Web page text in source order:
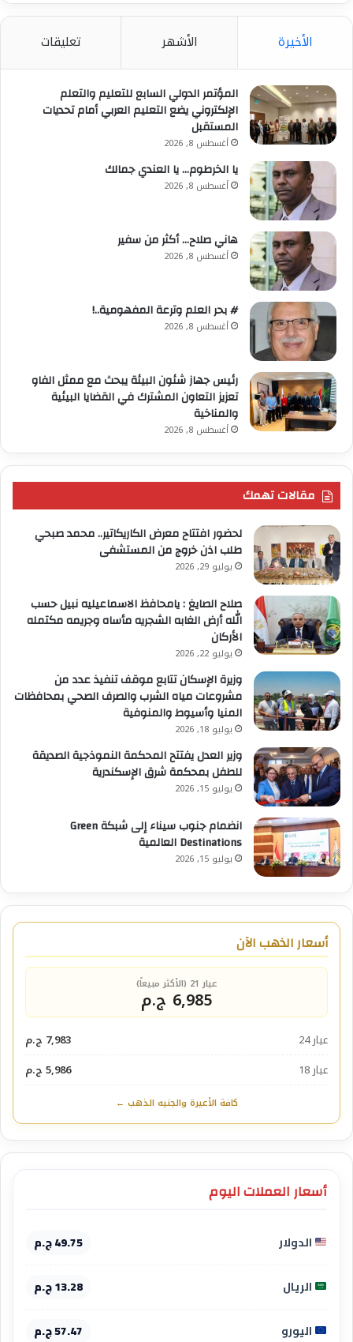
حملاتها الرقابية المكثفة طوال موسم الصيف، خاصة
من المواطنين والزائرين، مؤكدة أنها لن تتهاون في اتخاذ
الإجراءات القانونية اللازمة تجاه أي مخالفات يتم رصدها، بما
يضمن الالتزام بالاشتراطات الصحية وصون صحة المستهلك.
الأخيرة الأشهر تعليقات
المؤتمر الدولي السابع للتعليم والتعلم
الإلكتروني يضع التعليم العربي أمام تحديات
المستقبل
أغسطس 8, 2026
يا الخرطوم… يا العندي جمالك
أغسطس 8, 2026
هاني صلاح… أكثر من سفير
أغسطس 8, 2026
# بحر العلم وترعة المفهومية..!
أغسطس 8, 2026
رئيس جهاز شئون البيئة يبحث مع ممثل الفاو
تعزيز التعاون المشترك في القضايا البيئية
والمناخية
أغسطس 8, 2026
مقالات تهمك
لحضور افتتاح معرض الكاريكاتير.. محمد صبحي
طلب اذن خروج من المستشفى
يوليو 29, 2026
صلاح الصايغ : يامحافظ الاسماعيليه نبيل حسب
الله أرض الغابه الشجريه مأساه وجريمه مكتمله
الأركان
يوليو 22, 2026
وزيرة الإسكان تتابع موقف تنفيذ عدد من
مشروعات مياه الشرب والصرف الصحي بمحافظات
المنيا وأسيوط والمنوفية
يوليو 18, 2026
وزير العدل يفتتح المحكمة النموذجية الصديقة
للطفل بمحكمة شرق الإسكندرية
يوليو 15, 2026
انضمام جنوب سيناء إلى شبكة Green
Destinations العالمية
يوليو 15, 2026
أسعار الذهب الآن
عيار 21 (الأكثر مبيعاً)
6,985 ج.م
عيار 24
7,983 ج.م
عيار 18
5,986 ج.م
كافة الأعيرة والجنيه الذهب ←
أسعار العملات اليوم
الدولار 49.75 ج.م
الريال 13.28 ج.م
اليورو 57.47 ج.م